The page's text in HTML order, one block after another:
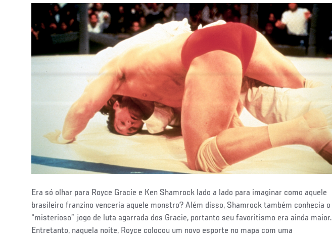
Era só olhar para Royce Gracie e Ken Shamrock lado a lado para imaginar como aquele
brasileiro franzino venceria aquele monstro? Além disso, Shamrock também conhecia o
“misterioso” jogo de luta agarrada dos Gracie, portanto seu favoritismo era ainda maior.
Entretanto, naquela noite, Royce colocou um novo esporte no mapa com uma